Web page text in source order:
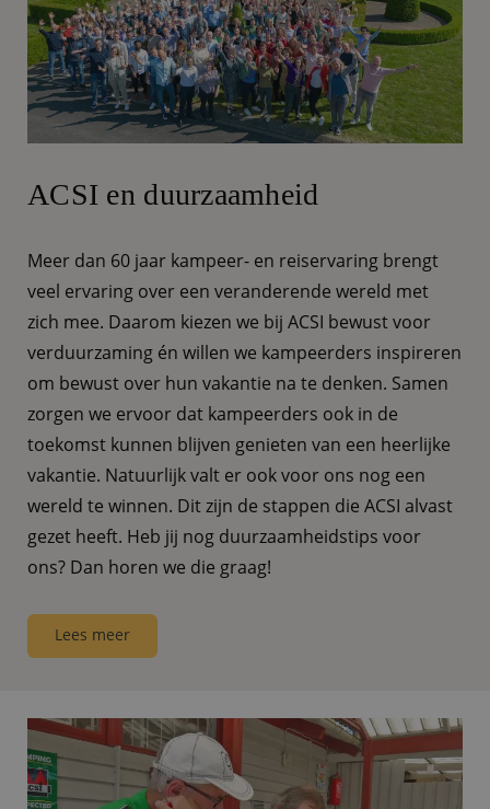
ACSI en duurzaamheid
Meer dan 60 jaar kampeer- en reiservaring brengt
veel ervaring over een veranderende wereld met
zich mee. Daarom kiezen we bij ACSI bewust voor
verduurzaming én willen we kampeerders inspireren
om bewust over hun vakantie na te denken. Samen
zorgen we ervoor dat kampeerders ook in de
toekomst kunnen blijven genieten van een heerlijke
vakantie. Natuurlijk valt er ook voor ons nog een
wereld te winnen. Dit zijn de stappen die ACSI alvast
gezet heeft. Heb jij nog duurzaamheidstips voor
ons? Dan horen we die graag!
Lees meer